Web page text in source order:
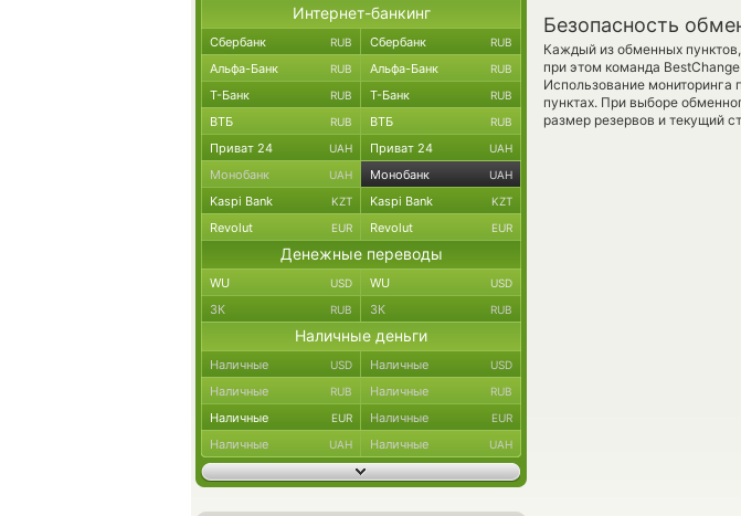
Безопасность
Каждый из обменных
при этом команда
Использование мониторинга
пунктах. При выборе
размер резервов и текущий
Интернет-банкинг
Сбербанк RUB Сбербанк RUB
Альфа-Банк RUB Альфа-Банк RUB
Т-Банк RUB Т-Банк RUB
ВТБ RUB ВТБ RUB
Приват 24 UAH Приват 24 UAH
Монобанк UAH Монобанк UAH
Kaspi Bank KZT Kaspi Bank KZT
Revolut EUR Revolut EUR
Денежные переводы
WU USD WU USD
ЗК RUB ЗК RUB
Наличные деньги
Наличные USD Наличные USD
Наличные RUB Наличные RUB
Наличные EUR Наличные EUR
Наличные UAH Наличные UAH